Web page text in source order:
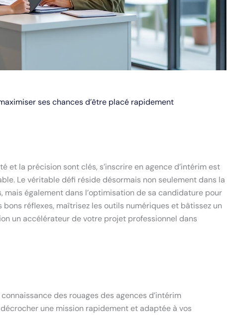
ses chances d’être placé rapidement
et la précision sont clés, s’inscrire en agence d’intérim est
Le véritable défi réside désormais non seulement dans la
mais également dans l’optimisation de sa candidature pour
réflexes, maîtrisez les outils numériques et bâtissez un
un accélérateur de votre projet professionnel dans
des rouages des agences d’intérim
une mission rapidement et adaptée à vos